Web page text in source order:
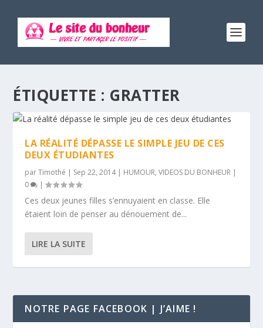
ÉTIQUETTE : GRATTER
LA RÉALITÉ DÉPASSE LE SIMPLE JEU DE CES
DEUX ÉTUDIANTES
parTimothé | Sep 22, 2014| HUMOUR,VIDEOS DU BONHEUR |
0
|
Ces deux jeunes filles s’ennuyaient en classe. Elle
étaient loin de penser au dénouement de...
LIRE LA SUITE
NOTRE PAGE FACEBOOK | J’AIME !